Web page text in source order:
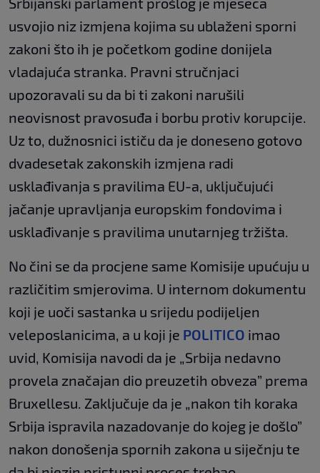
usvojio niz izmjena kojima su ublaženi sporni
zakoni što ih je početkom godine donijela
vladajuća stranka. Pravni stručnjaci
upozoravali su da bi ti zakoni narušili
neovisnost pravosuđa i borbu protiv korupcije.
Uz to, dužnosnici ističu da je doneseno gotovo
dvadesetak zakonskih izmjena radi
usklađivanja s pravilima EU-a, uključujući
jačanje upravljanja europskim fondovima i
usklađivanje s pravilima unutarnjeg tržišta.
No čini se da procjene same Komisije upućuju u
različitim smjerovima. U internom dokumentu
koji je uoči sastanka u srijedu podijeljen
veleposlanicima, a u koji je POLITICO imao
uvid, Komisija navodi da je „Srbija nedavno
provela značajan dio preuzetih obveza” prema
Bruxellesu. Zaključuje da je „nakon tih koraka
Srbija ispravila nazadovanje do kojeg je došlo”
nakon donošenja spornih zakona u siječnju te